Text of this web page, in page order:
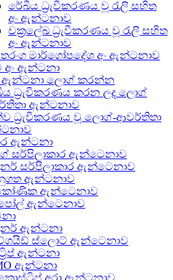
රේඛීය ධ්‍රැවීකරණය වූ රැලි සහිත
අං ඇන්ටනාව
චක්‍රලේඛ ධ්‍රැවීකරණය වූ රැලි සහිත
අං ඇන්ටනාව
තරංග මාර්ගෝපදේශ අං ඇන්ටනාව
අං ඇන්ටනා
ඇන්ටනා ලොග් කරන්න
ධ්‍රැවීකරණය කරන ලද ලොග්
ඇන්ටනාව
ධ්‍රැවීකරණය වූ ලොග්-ආවර්තිතා
ඇන්ටනා
සර්පිලාකාර ඇන්ටෙනාව
සර්පිලාකාර ඇන්ටෙනාව
ඇන්ටනාව
ඇන්ටෙනාව
ඇන්ටෙනාව
ඇන්ටනා
ස්ලොට් ඇන්ටෙනාව
ඇන්ටනා
ඇන්ටනා
අරා ඇන්ටනාව